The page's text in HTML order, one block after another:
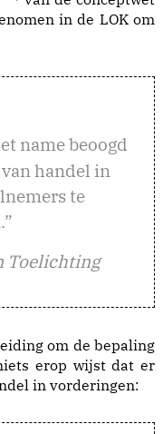
in de LOK om
name beoogd
handel in
te
Toelichting
om de bepaling
erop wijst dat er
in vorderingen: